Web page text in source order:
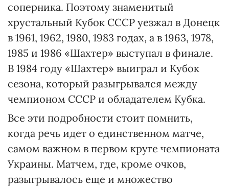
соперника. Поэтому знаменитый
хрустальный Кубок СССР уезжал в Донецк
в 1961, 1962, 1980, 1983 годах, а в 1963, 1978,
1985 и 1986 «Шахтер» выступал в финале.
В 1984 году «Шахтер» выиграл и Кубок
сезона, который разыгрывался между
чемпионом СССР и обладателем Кубка.
Все эти подробности стоит помнить,
когда речь идет о единственном матче,
самом важном в первом круге чемпионата
Украины. Матчем, где, кроме очков,
разыгрывалось еще и множество